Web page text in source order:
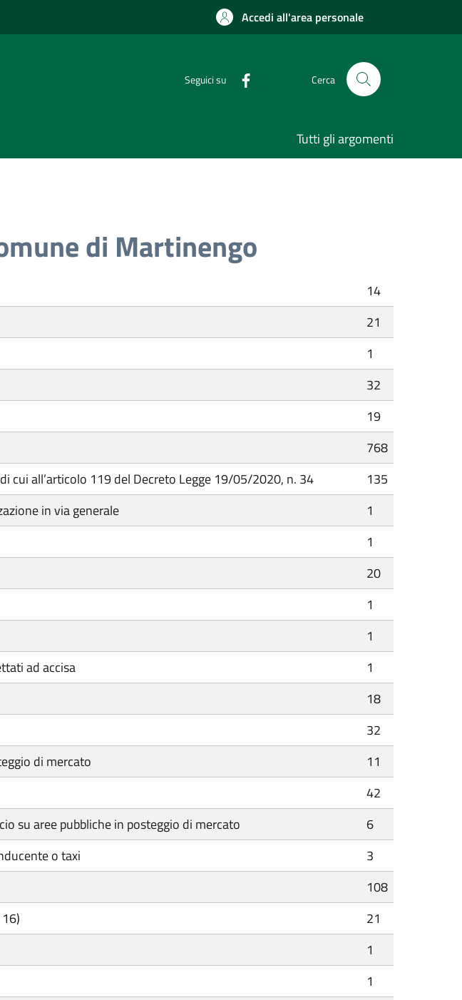
Accedi all'area personale
Seguici su Cerca
Tutti gli argomenti
di Martinengo
14
21
1
32
19
768
cui all’articolo 119 del Decreto Legge 19/05/2020, n. 34
135
in via generale
1
1
20
1
1
ad accisa
1
18
32
di mercato
11
42
su aree pubbliche in posteggio di mercato
6
o taxi
3
108
21
1
1